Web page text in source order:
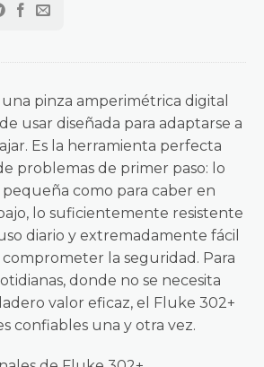
pinza amperimétrica digital
usar diseñada para adaptarse a
Es la herramienta perfecta
problemas de primer paso: lo
como para caber en
lo suficientemente resistente
diario y extremadamente fácil
comprometer la seguridad. Para
donde no se necesita
valor eficaz, el Fluke 302+
confiables una y otra vez.